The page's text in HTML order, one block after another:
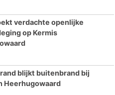
verdachte openlijke
op Kermis
blijkt buitenbrand bij
Heerhugowaard